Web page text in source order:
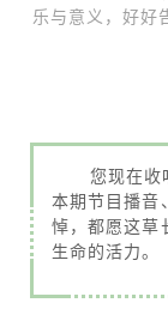
乐与意义，好好
您现在收
本期节目播音
悼，都愿这草
生命的活力。